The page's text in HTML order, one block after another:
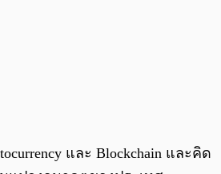
และ Blockchain และคิด